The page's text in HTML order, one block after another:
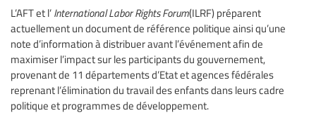
L’AFT et l’ International Labor Rights Forum(ILRF) préparent
actuellement un document de référence politique ainsi qu’une
note d’information à distribuer avant l’événement afin de
maximiser l’impact sur les participants du gouvernement,
provenant de 11 départements d’Etat et agences fédérales
reprenant l’élimination du travail des enfants dans leurs cadre
politique et programmes de développement.